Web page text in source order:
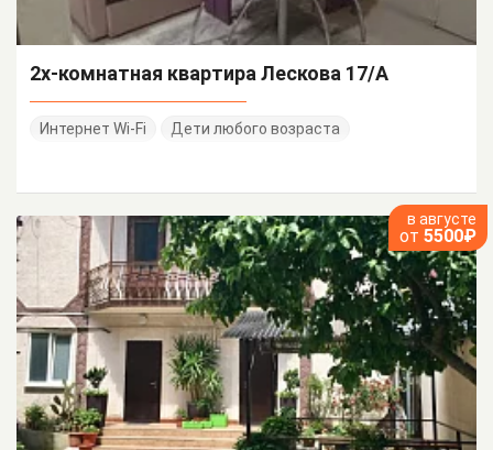
2х-комнатная квартира Лескова 17/А
Интернет Wi-Fi Дети любого возраста
в августе
от 5500₽